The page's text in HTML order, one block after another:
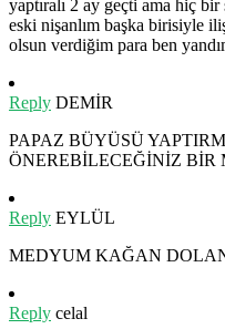
yaptıralı 2 ay geçti ama hiç
eski nişanlım başka birisiyle
olsun verdiğim para ben
Reply DEMİR
PAPAZ BÜYÜSÜ
ÖNEREBİLECEĞİNİZ
Reply EYLÜL
MEDYUM KAĞAN
Reply celal